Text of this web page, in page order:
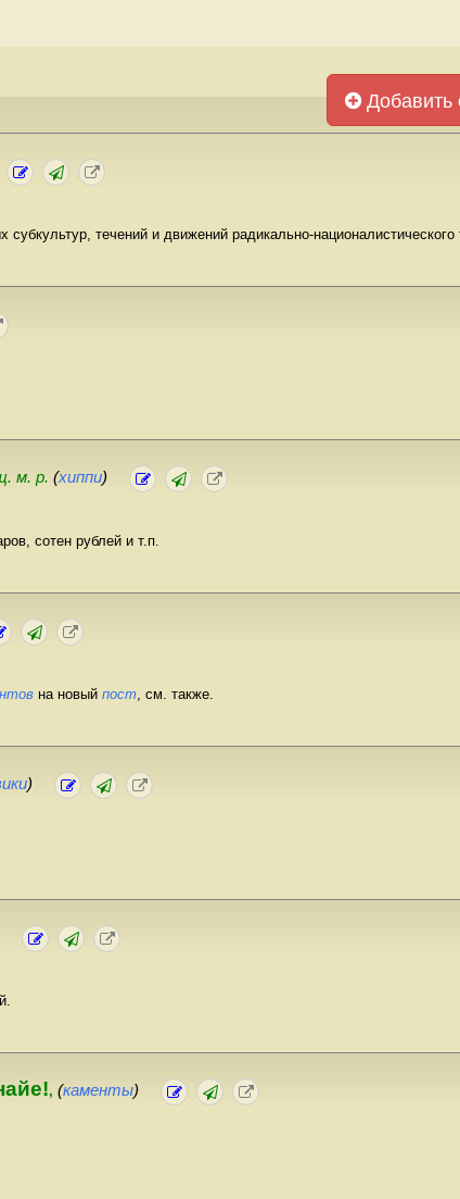
Добавить
течений и движений радикально-националистического
м. р. (хиппи)
сотен рублей и т.п.
на новый пост, см. также.
)
, (каменты)